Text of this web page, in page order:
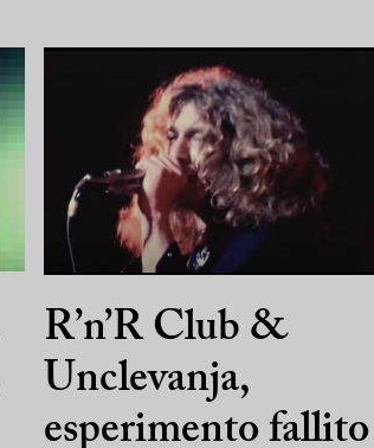
R’n’R Club &
Unclevanja,
esperimento fallito